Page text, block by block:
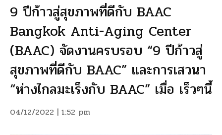
9 ปีก้าวสู่สุขภาพที่ดีกับ BAAC
Bangkok Anti-Aging Center
(BAAC) จัดงานครบรอบ “9 ปีก้าวสู่
สุขภาพที่ดีกับ BAAC” และการเสวนา
“ห่างไกลมะเร็งกับ BAAC” เมื่อ เร็วๆนี้
04/12/2022 | 1:52 pm